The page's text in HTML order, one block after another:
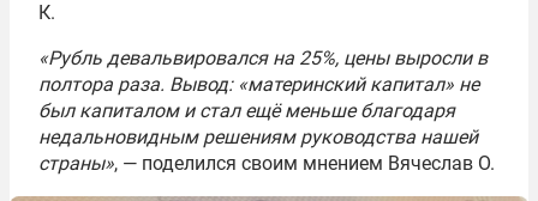
К.
«Рубль девальвировался на 25%, цены выросли в
полтора раза. Вывод: «материнский капитал» не
был капиталом и стал ещё меньше благодаря
недальновидным решениям руководства нашей
страны», — поделился своим мнением Вячеслав О.